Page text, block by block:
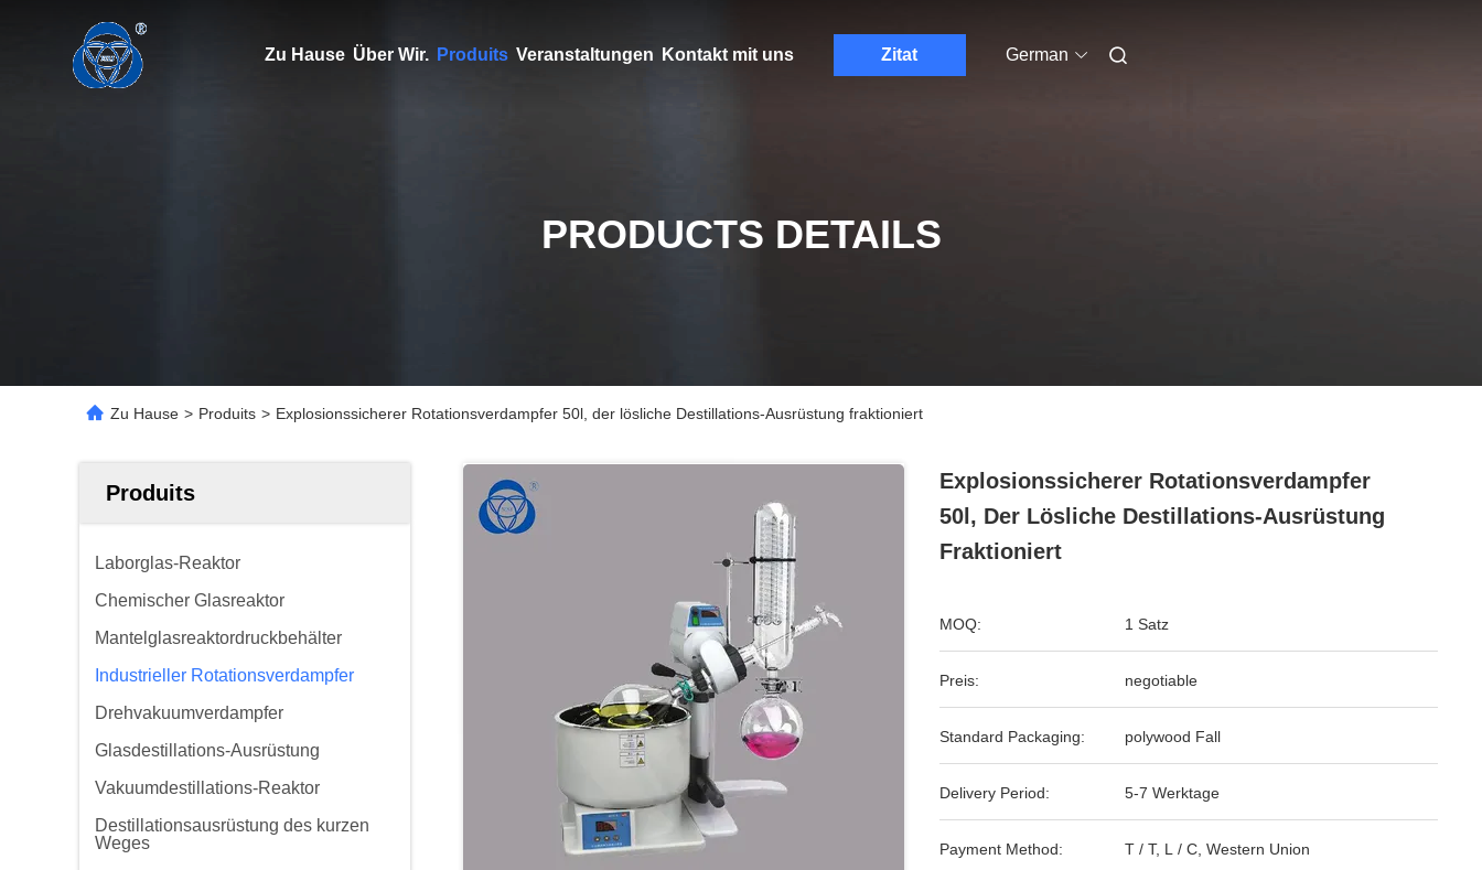
Zu Hause Über Wir. Produits Veranstaltungen Kontakt mit uns Zitat German
PRODUCTS DETAILS
Zu Hause > Produits > Explosionssicherer Rotationsverdampfer 50l, der lösliche Destillations-Ausrüstung fraktioniert
Produits
Laborglas-Reaktor
Chemischer Glasreaktor
Mantelglasreaktordruckbehälter
Industrieller Rotationsverdampfer
Drehvakuumverdampfer
Glasdestillations-Ausrüstung
Vakuumdestillations-Reaktor
Destillationsausrüstung des kurzen
Weges
Explosionssicherer Rotationsverdampfer
50l, Der Lösliche Destillations-Ausrüstung
Fraktioniert
MOQ: 1 Satz
Preis: negotiable
Standard Packaging: polywood Fall
Delivery Period: 5-7 Werktage
Payment Method: T / T, L / C, Western Union